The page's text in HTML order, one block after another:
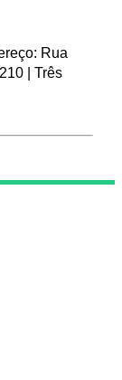
Rua
| Três